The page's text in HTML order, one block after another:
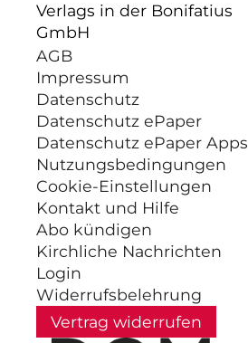
Verlags in der Bonifatius
GmbH
AGB
Impressum
Datenschutz
Datenschutz ePaper
Datenschutz ePaper Apps
Nutzungsbedingungen
Cookie-Einstellungen
Kontakt und Hilfe
Abo kündigen
Kirchliche Nachrichten
Login
Widerrufsbelehrung
Vertrag widerrufen